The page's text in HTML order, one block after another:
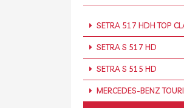
SETRA 517 HDH TOP
SETRA S 517 HD
SETRA S 515 HD
MERCEDES-BENZ